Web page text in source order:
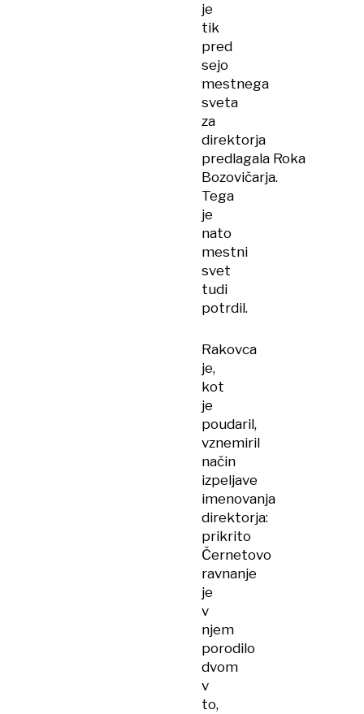
je
tik
pred
sejo
mestnega
sveta
za
direktorja
predlagala Roka
Bozovičarja.
Tega
je
nato
mestni
svet
tudi
potrdil.
Rakovca
je,
kot
je
poudaril,
vznemiril
način
izpeljave
imenovanja
direktorja:
prikrito
Černetovo
ravnanje
je
v
njem
porodilo
dvom
v
to,